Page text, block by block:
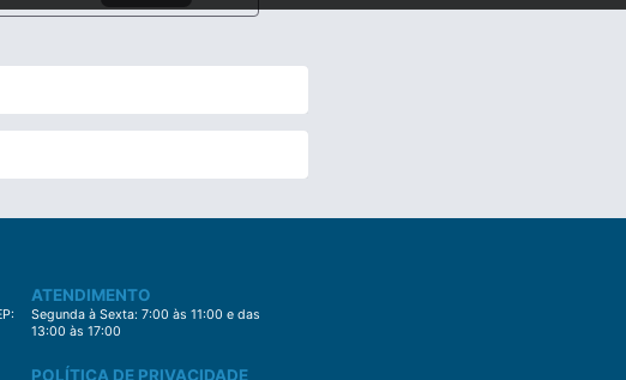
ATENDIMENTO
Segunda à Sexta: 7:00 às 11:00 e das
13:00 às 17:00
POLÍTICA DE PRIVACIDADE